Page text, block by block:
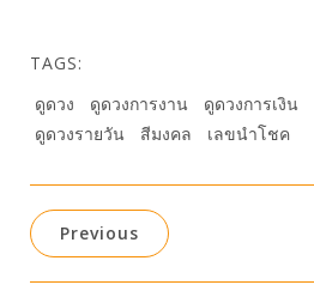
TAGS:
ดูดวง
ดูดวงการงาน ดูดวงการเงิน
ดูดวงรายวัน
สีมงคล เลขนำโชค
Previous